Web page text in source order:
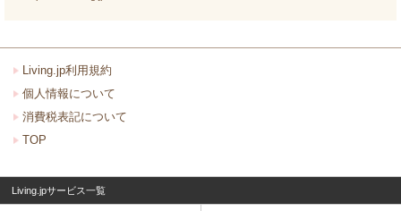
Living.jp利用規約
個人情報について
消費税表記について
TOP
Living.jpサービス一覧